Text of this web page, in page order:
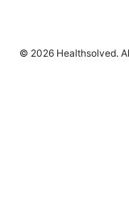
© 2026 Healthsolved.